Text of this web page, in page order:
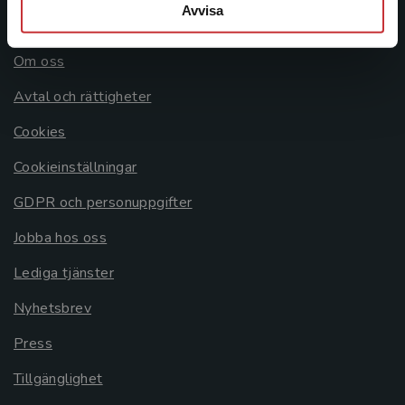
Avvisa
Om oss
Avtal och rättigheter
Cookies
Cookieinställningar
GDPR och personuppgifter
Jobba hos oss
Lediga tjänster
Nyhetsbrev
Press
Tillgänglighet